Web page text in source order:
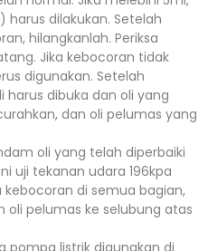
dilakukan. Setelah
hilangkanlah. Periksa
Jika kebocoran tidak
digunakan. Setelah
harus dibuka dan oli yang
dan oli pelumas yang
oli yang telah diperbaiki
uji tekanan udara 196kpa
di semua bagian,
pelumas ke selubung atas
pompa listrik digunakan di